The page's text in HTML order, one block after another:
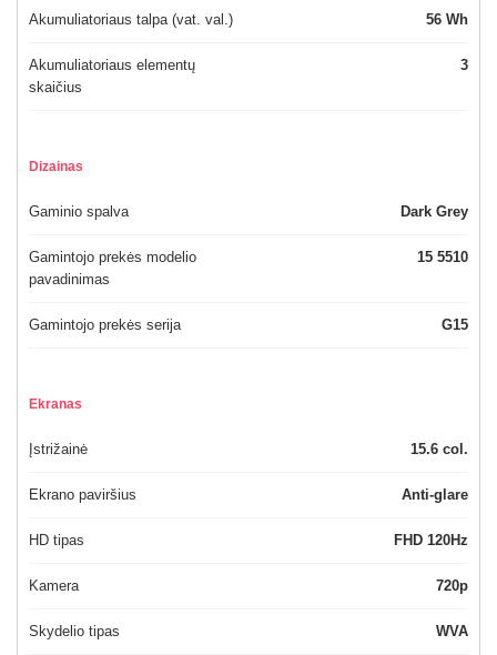
Akumuliatoriaus talpa (vat. val.) 56 Wh
Akumuliatoriaus elementų
skaičius
3
Dizainas
Gaminio spalva Dark Grey
Gamintojo prekės modelio
pavadinimas
15 5510
Gamintojo prekės serija G15
Ekranas
Įstrižainė 15.6 col.
Ekrano paviršius Anti-glare
HD tipas FHD 120Hz
Kamera 720p
Skydelio tipas WVA